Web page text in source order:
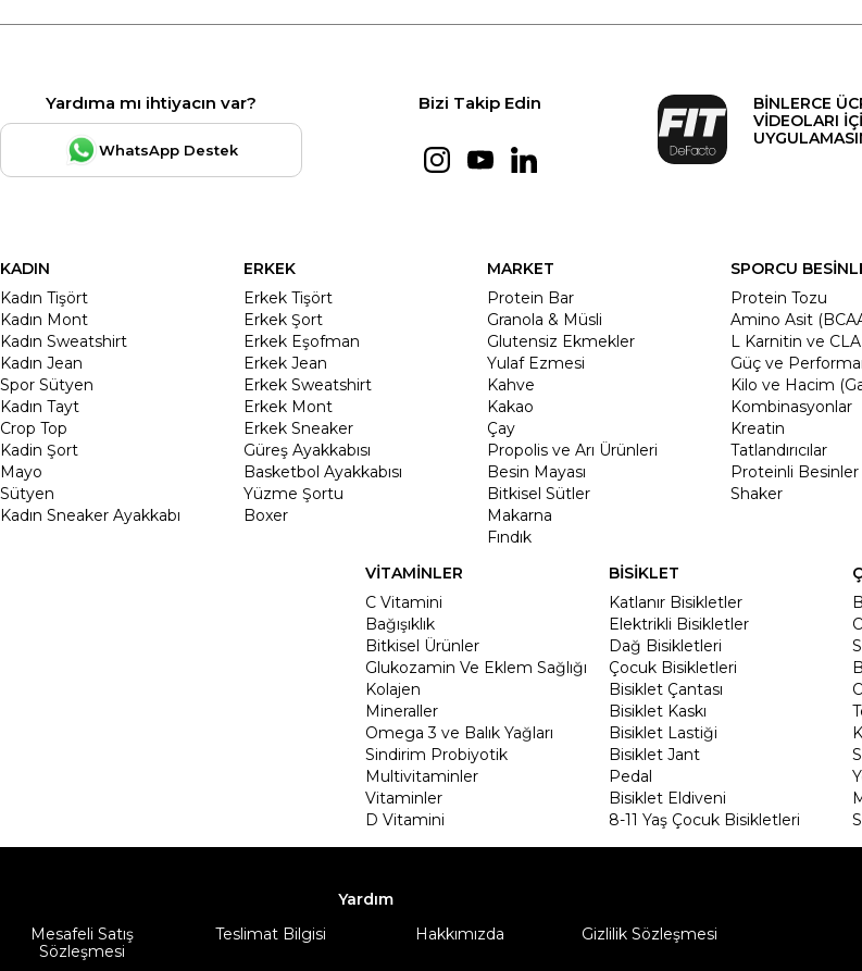
Yardıma mı ihtiyacın var?
WhatsApp Destek
Bizi Takip Edin
BİNLERCE
VİDEOLARI
KADIN
Kadın Tişört
Kadın Mont
Kadın Sweatshirt
Kadın Jean
Spor Sütyen
Kadın Tayt
Crop Top
Kadin Şort
Mayo
Sütyen
Kadın Sneaker Ayakkabı
ERKEK
Erkek Tişört
Erkek Şort
Erkek Eşofman
Erkek Jean
Erkek Sweatshirt
Erkek Mont
Erkek Sneaker
Güreş Ayakkabısı
Basketbol Ayakkabısı
Yüzme Şortu
Boxer
MARKET
Protein Bar
Granola & Müsli
Glutensiz Ekmekler
Yulaf Ezmesi
Kahve
Kakao
Çay
Propolis ve Arı Ürünleri
Besin Mayası
Bitkisel Sütler
Makarna
Fındık
SPORCU
Protein Tozu
Amino Asit
L Karnitin ve CLA
Güç ve
Kilo ve Hacim
Kombinasyonlar
Kreatin
Tatlandırıcılar
Proteinli Besinler
Shaker
VİTAMİNLER
C Vitamini
Bağışıklık
Bitkisel Ürünler
Glukozamin Ve Eklem Sağlığı
Kolajen
Mineraller
Omega 3 ve Balık Yağları
Sindirim Probiyotik
Multivitaminler
Vitaminler
D Vitamini
BİSİKLET
Katlanır Bisikletler
Elektrikli Bisikletler
Dağ Bisikletleri
Çocuk Bisikletleri
Bisiklet Çantası
Bisiklet Kaskı
Bisiklet Lastiği
Bisiklet Jant
Pedal
Bisiklet Eldiveni
8-11 Yaş Çocuk Bisikletleri
Yardım
Mesafeli Satış
Sözleşmesi
Teslimat Bilgisi Hakkımızda Gizlilik Sözleşmesi